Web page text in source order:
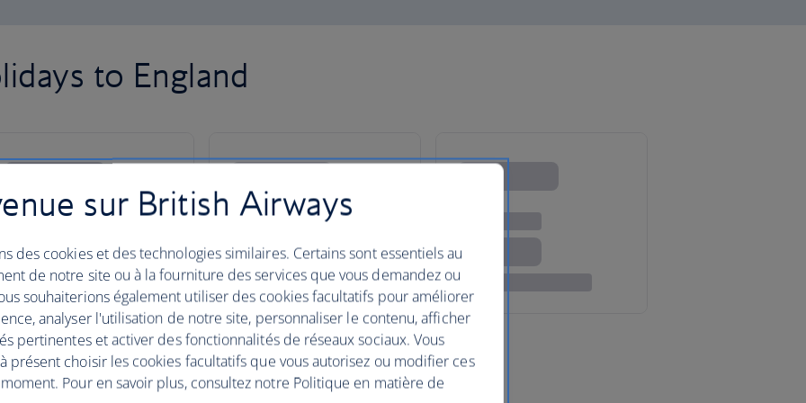
to England
pur
sur British Airways
des cookies et des technologies similaires. Certains sont essentiels au
de notre site ou à la fourniture des services que vous demandez ou
souhaiterions également utiliser des cookies facultatifs pour améliorer
analyser l'utilisation de notre site, personnaliser le contenu, afficher
pertinentes et activer des fonctionnalités de réseaux sociaux. Vous
présent choisir les cookies facultatifs que vous autorisez ou modifier ces
Pour en savoir plus, consultez notre Politique en matière de